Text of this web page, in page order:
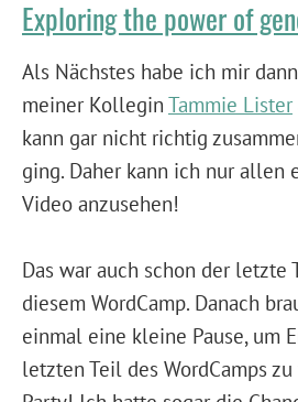
Exploring the power of
Als Nächstes habe ich mir
meiner Kollegin Tammie Lister
kann gar nicht richtig
ging. Daher kann ich nur allen
Video anzusehen!
Das war auch schon der letzte
diesem WordCamp. Danach
einmal eine kleine Pause, um
letzten Teil des WordCamps